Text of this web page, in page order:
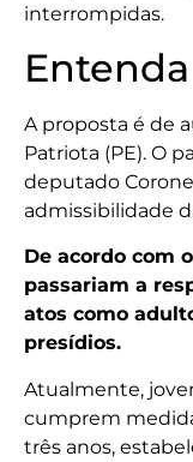
interrompidas.
Entenda
A proposta é de
Patriota (PE). O
deputado
admissibilidade
De acordo com
passariam a
atos como
presídios.
Atualmente,
cumprem
três anos,